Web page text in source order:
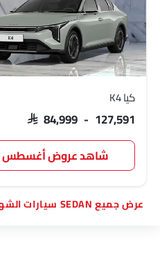
كيا K4
SAR 84,999 - 127,591
شاهد عروض أغسطس
SEDAN سيارات الشهيرة